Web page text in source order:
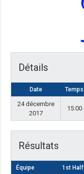
Détails
Date Temps
24 décembre
2017
15:00
Résultats
Équipe 1st Half